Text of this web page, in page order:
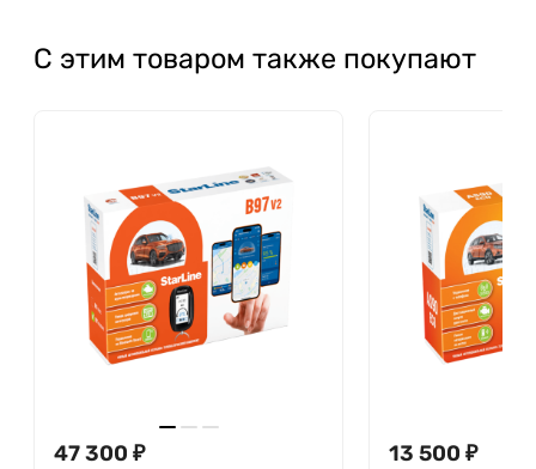
С этим товаром также покупают
47 300 ₽ 13 500 ₽